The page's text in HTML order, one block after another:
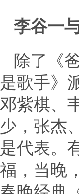
李谷一
除了《
是歌手》
邓紫棋、
少，张杰
是代表。
福，当晚